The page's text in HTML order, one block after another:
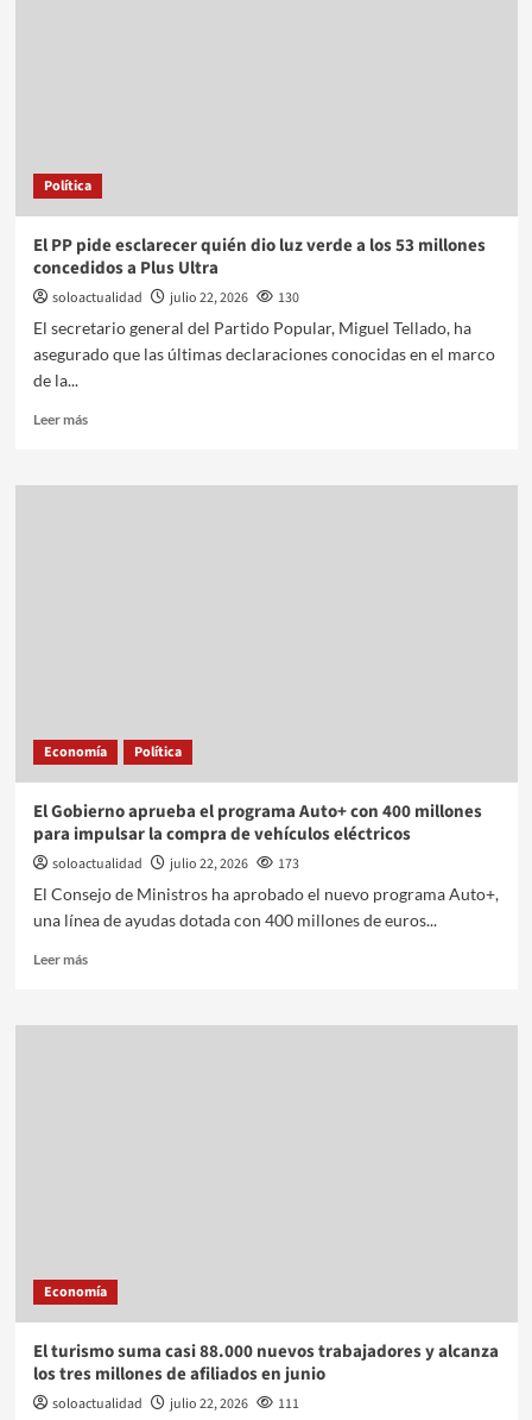
Política
El PP pide esclarecer quién dio luz verde a los 53 millones
concedidos a Plus Ultra
soloactualidad julio 22, 2026
130
El secretario general del Partido Popular, Miguel Tellado, ha
asegurado que las últimas declaraciones conocidas en el marco
de la...
Leer más
Economía Política
El Gobierno aprueba el programa Auto+ con 400 millones
para impulsar la compra de vehículos eléctricos
soloactualidad julio 22, 2026
173
El Consejo de Ministros ha aprobado el nuevo programa Auto+,
una línea de ayudas dotada con 400 millones de euros...
Leer más
Economía
El turismo suma casi 88.000 nuevos trabajadores y alcanza
los tres millones de afiliados en junio
soloactualidad julio 22, 2026 111